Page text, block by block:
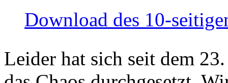
Download des 10-
Leider hat sich seit dem